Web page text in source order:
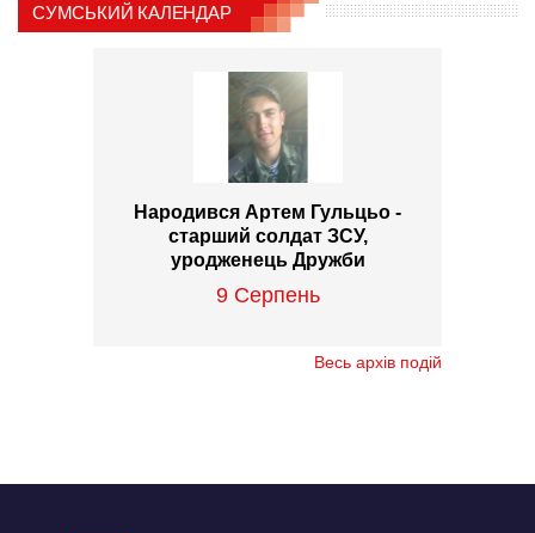
СУМСЬКИЙ КАЛЕНДАР
Народився Артем Гульцьо -
старший солдат ЗСУ,
уродженець Дружби
9 Серпень
Весь архів подій